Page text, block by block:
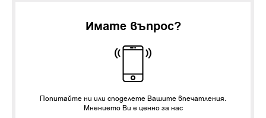
Имате въпрос?
Попитайте ни или споделете Вашите впечатления.
Мнението Ви е ценно за нас